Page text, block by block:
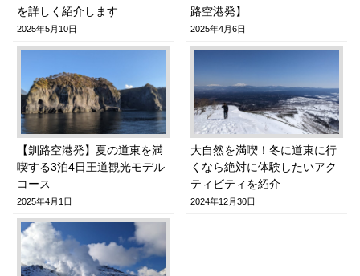
を詳しく紹介します
2025年5月10日
路空港発】
2025年4月6日
【釧路空港発】夏の道東を満
喫する3泊4日王道観光モデル
コース
2025年4月1日
大自然を満喫！冬に道東に行
くなら絶対に体験したいアク
ティビティを紹介
2024年12月30日